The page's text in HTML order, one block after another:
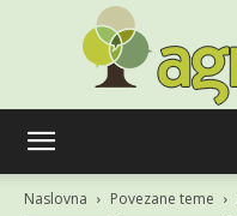
Naslovna Povezane teme